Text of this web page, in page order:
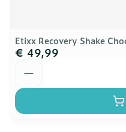
Etixx Recovery Shake
€ 49,99